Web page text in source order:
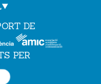
DE
PER